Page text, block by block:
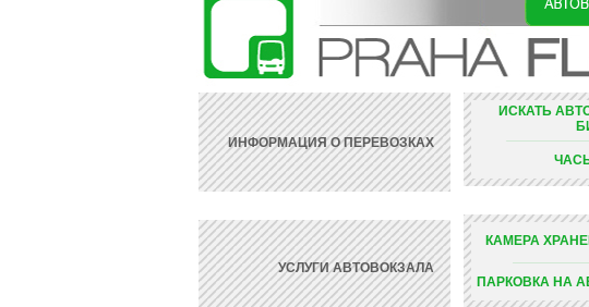
ИНФОРМАЦИЯ О ПЕРЕВОЗКАХ
УСЛУГИ АВТОВОКЗАЛА
ИСКАТЬ
КАМЕРА
ПАРКОВКА НА